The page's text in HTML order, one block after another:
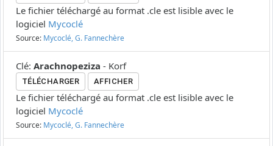
Le fichier téléchargé au format .cle est lisible avec le
logiciel Mycoclé
Source: Mycoclé, G. Fannechère
Clé: Arachnopeziza - Korf
TÉLÉCHARGER AFFICHER
Le fichier téléchargé au format .cle est lisible avec le
logiciel Mycoclé
Source: Mycoclé, G. Fannechère